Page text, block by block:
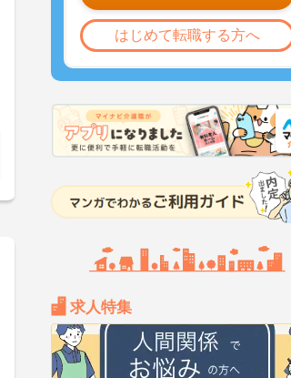
はじめて転職する方へ
求人特集